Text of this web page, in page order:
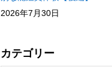
2026年7月30日
カテゴリー